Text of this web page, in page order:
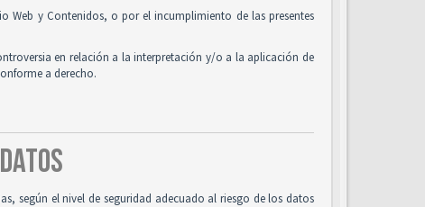
Web y Contenidos, o por el incumplimiento de las presentes
en relación a la interpretación y/o a la aplicación de
a derecho.
según el nivel de seguridad adecuado al riesgo de los datos